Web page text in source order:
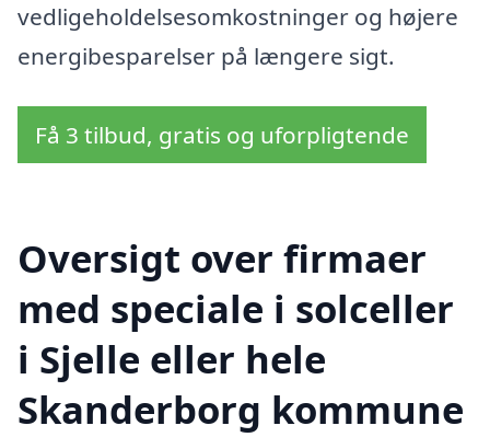
vedligeholdelsesomkostninger og højere
energibesparelser på længere sigt.
Få 3 tilbud, gratis og uforpligtende
Oversigt over firmaer
med speciale i solceller
i Sjelle eller hele
Skanderborg kommune